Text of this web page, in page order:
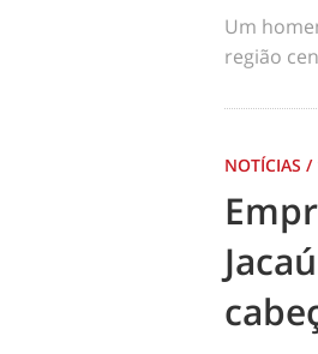
Um
região
NOTÍCIAS /